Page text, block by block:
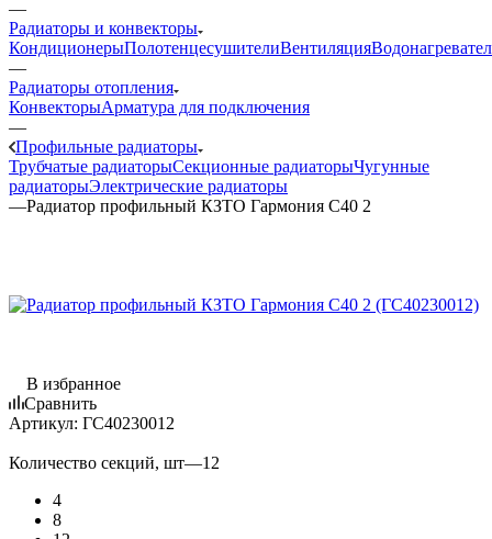
—
Радиаторы и конвекторы
КондиционерыПолотенцесушителиВентиляция
—
Радиаторы отопления
КонвекторыАрматура для подключения
—
Профильные радиаторы
Трубчатые радиаторыСекционные радиаторыЧугунные
радиаторыЭлектрические радиаторы
—Радиатор профильный КЗТО Гармония С40 2
В избранное
Сравнить
Артикул: ГС40230012
Количество секций, шт—12
4
8